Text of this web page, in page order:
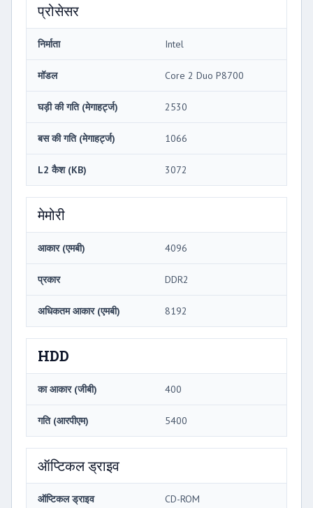
प्रोसेसर
निर्माता Intel
मॉडल Core 2 Duo P8700
घड़ी की गति (मेगाहर्ट्ज) 2530
बस की गति (मेगाहर्ट्ज) 1066
L2 कैश (KB) 3072
मेमोरी
आकार (एमबी) 4096
प्रकार DDR2
अधिकतम आकार (एमबी) 8192
HDD
का आकार (जीबी) 400
गति (आरपीएम) 5400
ऑप्टिकल ड्राइव
ऑप्टिकल ड्राइव CD-ROM